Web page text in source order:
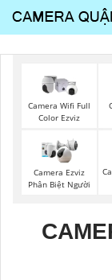
Camera Wifi Full
Color Ezviz
Camera Ezviz
Phân Biệt Người